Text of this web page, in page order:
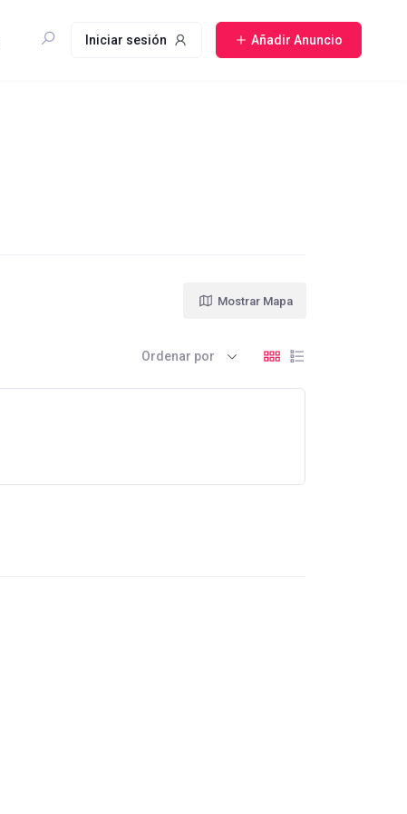
Iniciar sesión Añadir Anuncio
Mostrar Mapa
Ordenar por